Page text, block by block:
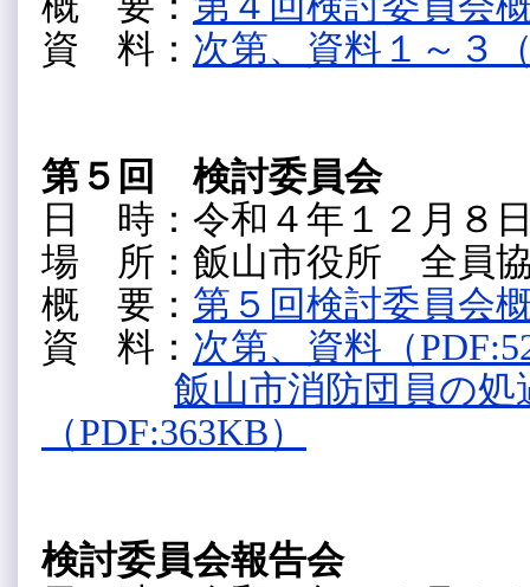
資 料： 次第、資料１～３
第５回 検討委員会
日 時：令和４年１２月
場 所：飯山市役所 全員
概 要： 第５回検討委員会
資 料： 次第、資料（
飯山市消防団員の
（PDF:363KB）
検討委員会報告会